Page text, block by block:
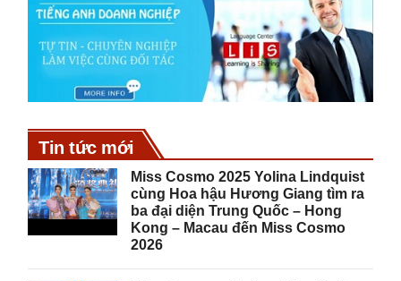
Tin tức mới
Miss Cosmo 2025 Yolina Lindquist
cùng Hoa hậu Hương Giang tìm ra
ba đại diện Trung Quốc – Hong
Kong – Macau đến Miss Cosmo
2026